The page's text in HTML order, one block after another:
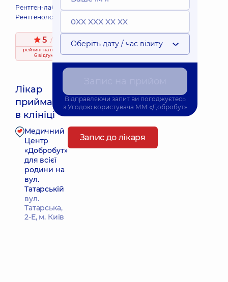
Рентген-лаборант;
Рентгенолог;
5 / 5
рейтингна підставі
6 відгуків
Лікар
приймає
в клініці
Найближчий час прийому: 15.08.2026 8:00
Медичний
Центр
«Добробут»
для всієї
родини на
вул.
Татарській
вул.
Татарська,
2-Е, м. Київ
Запис до лікаря
Оберіть дату / час візиту
Відправляючи запит ви погоджуєтесь
з Угодою користувача ММ «Добробут»